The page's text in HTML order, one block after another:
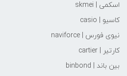
اسکمی | skmei
کاسیو | casio
نیوی فورس | naviforce
کارتیر | cartier
بین باند | binbond